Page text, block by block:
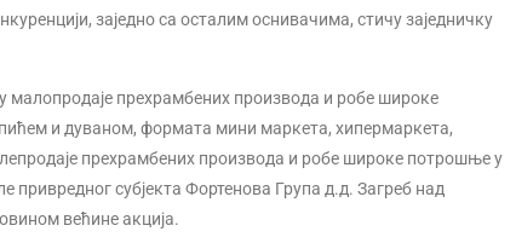
заједно са осталим оснивачима, стичу заједничку
малопродаје прехрамбених производа и робе широке
и дуваном, формата мини маркета, хипермаркета,
прехрамбених производа и робе широке потрошње у
привредног субјекта Фортенова Група д.д. Загреб над
већине акција.